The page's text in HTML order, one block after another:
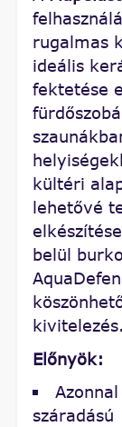
rugalmas
ideális
fektetése
kültéri
lehetővé
belül
kivitelezés.
Előnyök:
száradású